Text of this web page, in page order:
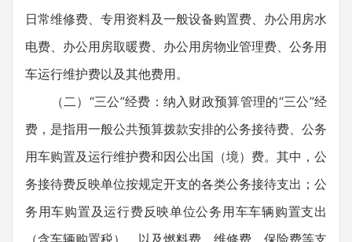
日常维修费、专用资料及一般设备购置费、办公用房水
电费、办公用房取暖费、办公用房物业管理费、公务用
车运行维护费以及其他费用。
（二）“三公”经费：纳入财政预算管理的“三公”经
费，是指用一般公共预算拨款安排的公务接待费、公务
用车购置及运行维护费和因公出国（境）费。其中，公
务接待费反映单位按规定开支的各类公务接待支出；公
务用车购置及运行费反映单位公务用车车辆购置支出
（含车辆购置税），以及燃料费、维修费、保险费等支